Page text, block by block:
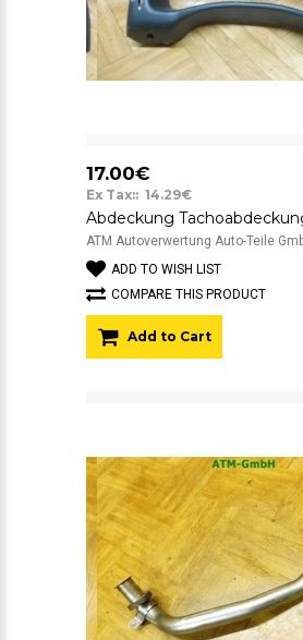
17.00€
Ex Tax:: 14.29€
ATM Autoverwertung Auto-Teile
ADD TO WISH LIST
COMPARE THIS PRODUCT
Add to Cart